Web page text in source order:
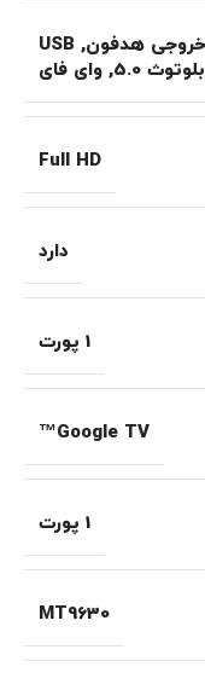
,
USB
بلوتوث 5.0 , وای فای
Full HD
دارد
1 پورت
Google TV™
1 پورت
MT9630